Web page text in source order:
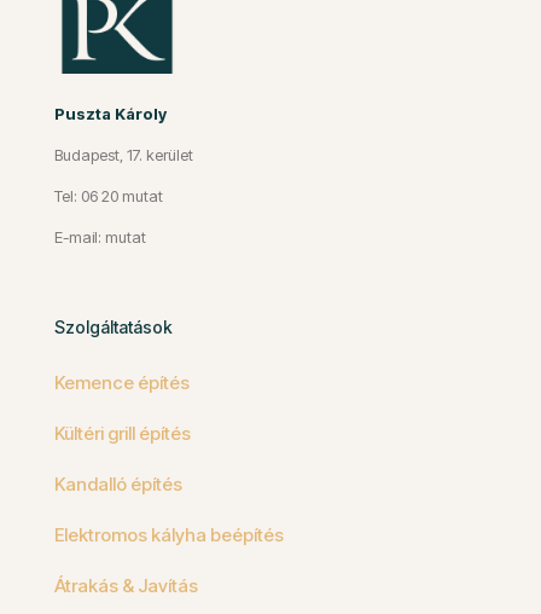
Puszta Károly
Budapest, 17. kerület
Tel: 06 20 mutat
E-mail: mutat
Szolgáltatások
Kemence építés
Kültéri grill építés
Kandalló építés
Elektromos kályha beépítés
Átrakás & Javítás